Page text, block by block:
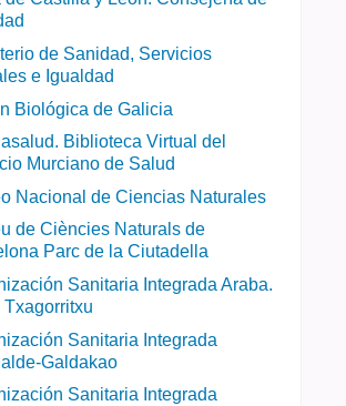
de Sanidad, Servicios
e Igualdad
Biológica de Galicia
Biblioteca Virtual del
Murciano de Salud
Nacional de Ciencias Naturales
de Ciències Naturals de
Parc de la Ciutadella
Sanitaria Integrada Araba.
Txagorritxu
Sanitaria Integrada
Galdakao
Sanitaria Integrada